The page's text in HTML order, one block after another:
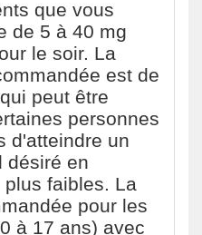
que vous
de 5 à 40 mg
le soir. La
est de
peut être
personnes
d'atteindre un
désiré en
faibles. La
pour les
à 17 ans) avec